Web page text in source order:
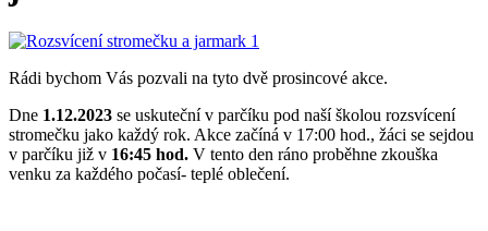
Rádi bychom Vás pozvali na tyto dvě prosincové akce.
Dne 1.12.2023 se uskuteční v parčíku pod naší školou rozsvícení
stromečku jako každý rok. Akce začíná v 17:00 hod., žáci se sejdou
v parčíku již v 16:45 hod. V tento den ráno proběhne zkouška
venku za každého počasí- teplé oblečení.